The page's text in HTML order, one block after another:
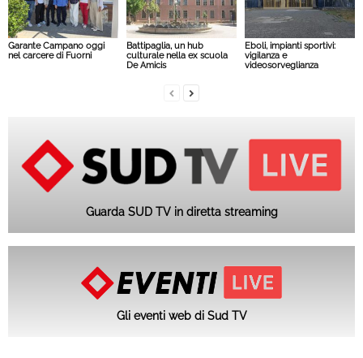
Garante Campano oggi
nel carcere di Fuorni
Battipaglia, un hub
culturale nella ex scuola
De Amicis
Eboli, impianti sportivi:
vigilanza e
videosorveglianza
Guarda SUD TV in diretta streaming
Gli eventi web di Sud TV